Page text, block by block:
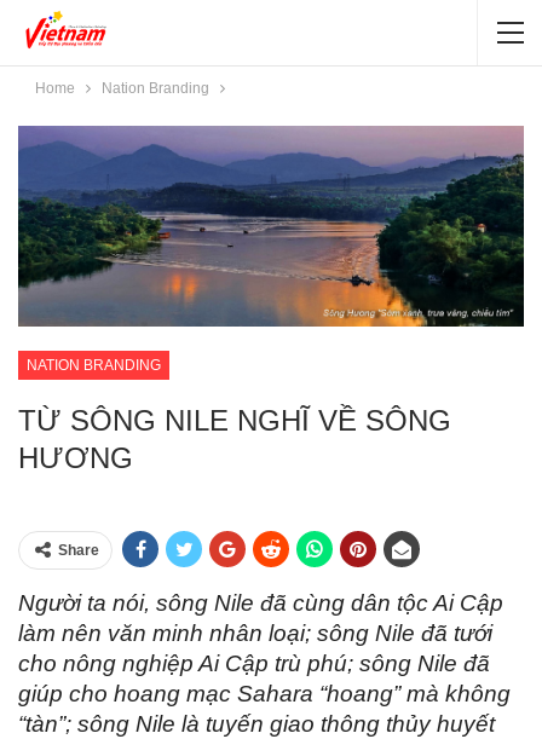
Home Nation Branding
NATION BRANDING
TỪ SÔNG NILE NGHĨ VỀ SÔNG
HƯƠNG
Share
Người ta nói, sông Nile đã cùng dân tộc Ai Cập
làm nên văn minh nhân loại; sông Nile đã tưới
cho nông nghiệp Ai Cập trù phú; sông Nile đã
giúp cho hoang mạc Sahara “hoang” mà không
“tàn”; sông Nile là tuyến giao thông thủy huyết